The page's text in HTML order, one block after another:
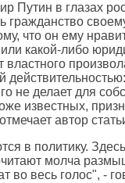
Путин в глазах
гражданство
что он ему
какой-либо
не делает для
известных,
автор
в политику.
молча
во весь голос", -